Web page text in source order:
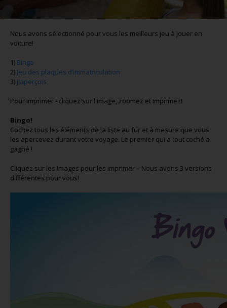
Nous avons sélectionné pour vous les meilleurs jeu à jouer en
voiture!
1) Bingo
2) Jeu des plaques d’immatriculation
3) J'aperçois
Pour imprimer - cliquez sur l'image, zoomez et imprimez!
Bingo!
Cochez tous les éléments de la liste au fur et à mesure que vous
les apercevez durant votre voyage. Le premier qui a tout coché a
gagné !
Cliquez sur les images pour les imprimer – Nous avons 3 versions
différentes pour vous!